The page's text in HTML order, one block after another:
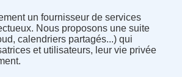
un fournisseur de services
Nous proposons une suite
calendriers partagés...) qui
et utilisateurs, leur vie privée